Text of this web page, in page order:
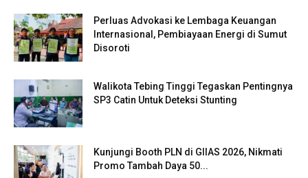
Perluas Advokasi ke Lembaga Keuangan
Internasional, Pembiayaan Energi di Sumut
Disoroti
Walikota Tebing Tinggi Tegaskan Pentingnya
SP3 Catin Untuk Deteksi Stunting
Kunjungi Booth PLN di GIIAS 2026, Nikmati
Promo Tambah Daya 50...